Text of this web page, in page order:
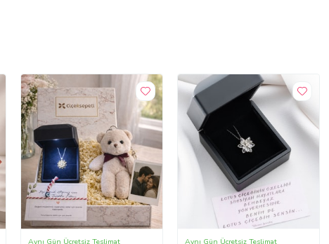
Aynı Gün Ücretsiz Teslimat Aynı Gün Ücretsiz Teslimat